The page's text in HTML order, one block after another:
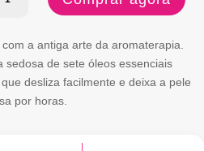
a antiga arte da aromaterapia.
sedosa de sete óleos essenciais
desliza facilmente e deixa a pele
por horas.